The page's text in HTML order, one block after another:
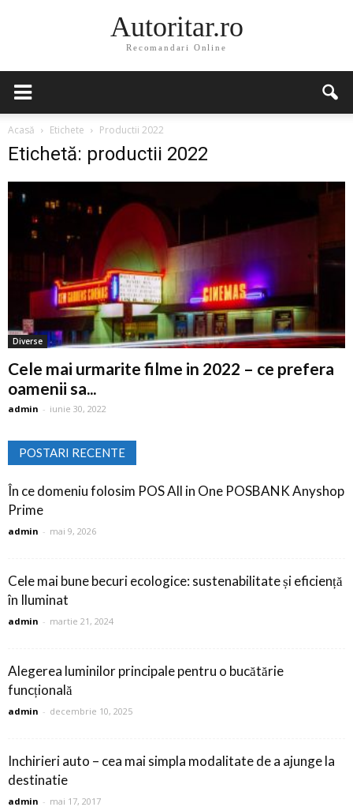
Autoritar.ro
Recomandari Online
Acasă Etichete Productii 2022
Etichetă: productii 2022
Diverse
Cele mai urmarite filme in 2022 – ce prefera
oamenii sa...
admin - iunie 30, 2022
POSTARI RECENTE
În ce domeniu folosim POS All in One POSBANK Anyshop
Prime
admin - mai 9, 2026
Cele mai bune becuri ecologice: sustenabilitate și eficiență
în Iluminat
admin - martie 21, 2024
Alegerea luminilor principale pentru o bucătărie
funcțională
admin - decembrie 10, 2025
Inchirieri auto – cea mai simpla modalitate de a ajunge la
destinatie
admin - mai 17, 2017